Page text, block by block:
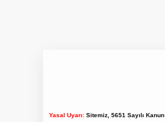
Yasal Uyarı:Sitemiz, 5651 Sayılı